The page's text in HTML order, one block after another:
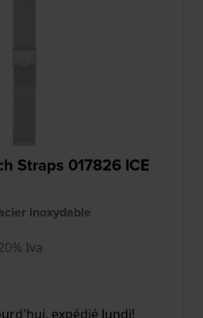
Straps 017826 ICE
inoxydable
Iva
expédié lundi!